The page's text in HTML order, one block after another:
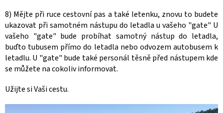
8) Mějte při ruce cestovní pas a také letenku, znovu to budete
ukazovat při samotném nástupu do letadla u vašeho "gate" U
vašeho "gate" bude probíhat samotný nástup do letadla,
buďto tubusem přímo do letadla nebo odvozem autobusem k
letadlu. U "gate" bude také personál těsně před nástupem kde
se můžete na cokoliv informovat.
Užijte si Vaši cestu.